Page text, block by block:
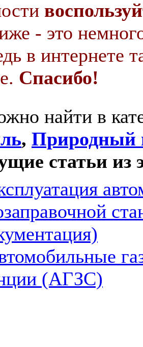
- это
в интернете
Спасибо!
найти в
, Природный
статьи из
(АГЗС)